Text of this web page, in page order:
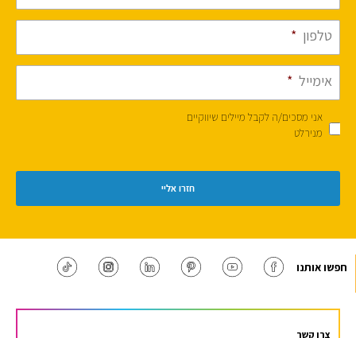
טלפון *
אימייל *
אני מסכים/ה לקבל מיילים שיווקיים
מנירלט
חפשו אותנו
צרו קשר